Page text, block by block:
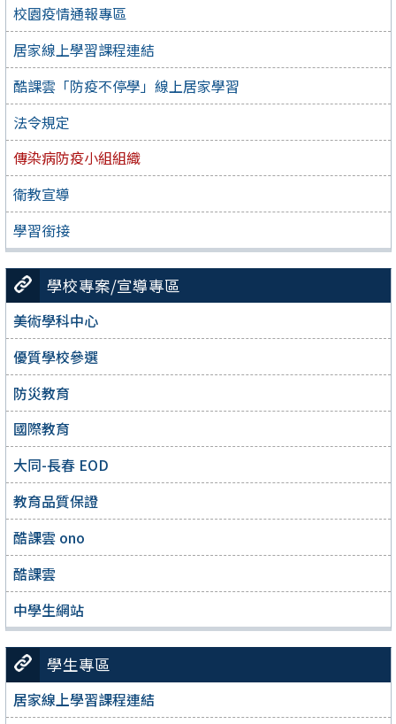
校園疫情通報專區
居家線上學習課程連結
酷課雲「防疫不停學」線上居家學習
法令規定
傳染病防疫小組組織
衛教宣導
學習銜接
學校專案/宣導專區
美術學科中心
優質學校參選
防災教育
國際教育
大同-長春 EOD
教育品質保證
酷課雲 ono
酷課雲
中學生網站
學生專區
居家線上學習課程連結